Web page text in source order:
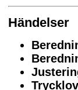
Händelser
Trycklov